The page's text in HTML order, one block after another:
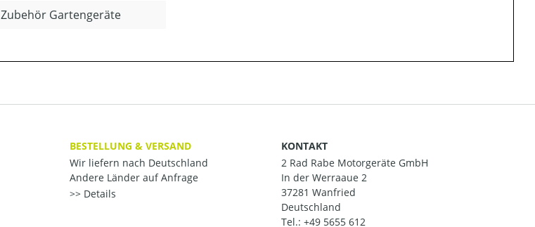
Zubehör Gartengeräte
BESTELLUNG & VERSAND
Wir liefern nach Deutschland
Andere Länder auf Anfrage
Details
KONTAKT
2 Rad Rabe Motorgeräte GmbH
In der Werraaue 2
37281 Wanfried
Deutschland
Tel.: +49 5655 612